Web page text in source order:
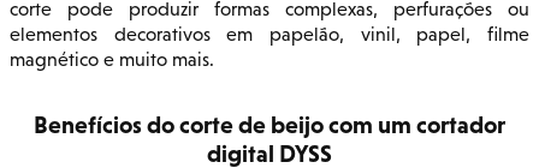
corte pode produzir formas complexas, perfurações ou
elementos decorativos em papelão, vinil, papel, filme
magnético e muito mais.
Benefícios do corte de beijo com um cortador
digital DYSS